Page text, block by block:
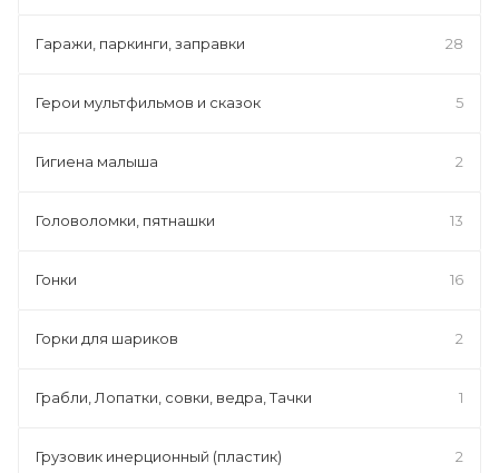
Гаражи, паркинги, заправки 28
Герои мультфильмов и сказок 5
Гигиена малыша 2
Головоломки, пятнашки 13
Гонки 16
Горки для шариков 2
Грабли, Лопатки, совки, ведра, Тачки 1
Грузовик инерционный (пластик) 2